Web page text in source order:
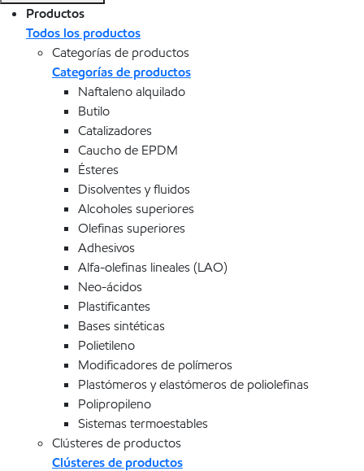
Productos
Todos los productos
Categorías de productos
Categorías de productos
Naftaleno alquilado
Butilo
Catalizadores
Caucho de EPDM
Ésteres
Disolventes y fluidos
Alcoholes superiores
Olefinas superiores
Adhesivos
Alfa-olefinas lineales (LAO)
Neo-ácidos
Plastificantes
Bases sintéticas
Polietileno
Modificadores de polímeros
Plastómeros y elastómeros de poliolefinas
Polipropileno
Sistemas termoestables
Clústeres de productos
Clústeres de productos